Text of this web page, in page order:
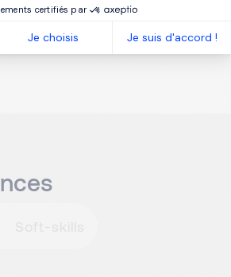
certifiés par
Je choisis Je suis d'accord !
des services relatifs aux
intellectuelle.